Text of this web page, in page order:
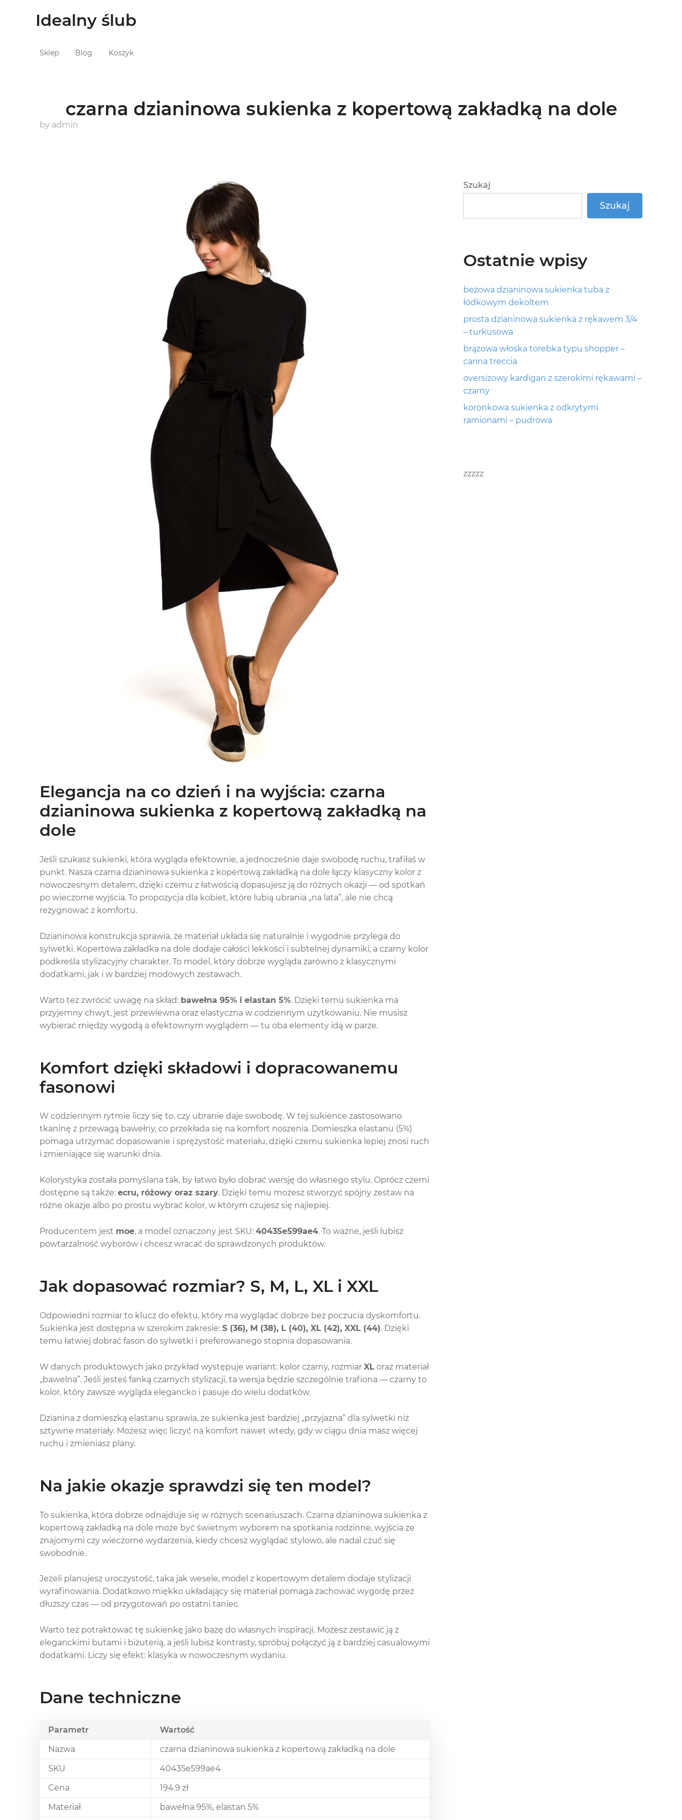
Idealny ślub
Sklep Blog Koszyk
czarna dzianinowa sukienka z kopertową zakładką na dole
by admin
Elegancja na co dzień i na wyjścia: czarna
dzianinowa sukienka z kopertową zakładką na
dole
Jeśli szukasz sukienki, która wygląda efektownie, a jednocześnie daje swobodę ruchu, trafiłaś w
punkt. Nasza czarna dzianinowa sukienka z kopertową zakładką na dole łączy klasyczny kolor z
nowoczesnym detalem, dzięki czemu z łatwością dopasujesz ją do różnych okazji — od spotkań
po wieczorne wyjścia. To propozycja dla kobiet, które lubią ubrania „na lata”, ale nie chcą
rezygnować z komfortu.
Dzianinowa konstrukcja sprawia, że materiał układa się naturalnie i wygodnie przylega do
sylwetki. Kopertowa zakładka na dole dodaje całości lekkości i subtelnej dynamiki, a czarny kolor
podkreśla stylizacyjny charakter. To model, który dobrze wygląda zarówno z klasycznymi
dodatkami, jak i w bardziej modowych zestawach.
Warto też zwrócić uwagę na skład: bawełna 95% i elastan 5%. Dzięki temu sukienka ma
przyjemny chwyt, jest przewiewna oraz elastyczna w codziennym użytkowaniu. Nie musisz
wybierać między wygodą a efektownym wyglądem — tu oba elementy idą w parze.
Komfort dzięki składowi i dopracowanemu
fasonowi
W codziennym rytmie liczy się to, czy ubranie daje swobodę. W tej sukience zastosowano
tkaninę z przewagą bawełny, co przekłada się na komfort noszenia. Domieszka elastanu (5%)
pomaga utrzymać dopasowanie i sprężystość materiału, dzięki czemu sukienka lepiej znosi ruch
i zmieniające się warunki dnia.
Kolorystyka została pomyślana tak, by łatwo było dobrać wersję do własnego stylu. Oprócz czerni
dostępne są także: ecru, różowy oraz szary. Dzięki temu możesz stworzyć spójny zestaw na
różne okazje albo po prostu wybrać kolor, w którym czujesz się najlepiej.
Producentem jest moe, a model oznaczony jest SKU: 40435e599ae4. To ważne, jeśli lubisz
powtarzalność wyborów i chcesz wracać do sprawdzonych produktów.
Jak dopasować rozmiar? S, M, L, XL i XXL
Odpowiedni rozmiar to klucz do efektu, który ma wyglądać dobrze bez poczucia dyskomfortu.
Sukienka jest dostępna w szerokim zakresie: S (36), M (38), L (40), XL (42), XXL (44). Dzięki
temu łatwiej dobrać fason do sylwetki i preferowanego stopnia dopasowania.
W danych produktowych jako przykład występuje wariant: kolor czarny, rozmiar XL oraz materiał
„bawelna”. Jeśli jesteś fanką czarnych stylizacji, ta wersja będzie szczególnie trafiona — czarny to
kolor, który zawsze wygląda elegancko i pasuje do wielu dodatków.
Dzianina z domieszką elastanu sprawia, że sukienka jest bardziej „przyjazna” dla sylwetki niż
sztywne materiały. Możesz więc liczyć na komfort nawet wtedy, gdy w ciągu dnia masz więcej
ruchu i zmieniasz plany.
Na jakie okazje sprawdzi się ten model?
To sukienka, która dobrze odnajduje się w różnych scenariuszach. Czarna dzianinowa sukienka z
kopertową zakładką na dole może być świetnym wyborem na spotkania rodzinne, wyjścia ze
znajomymi czy wieczorne wydarzenia, kiedy chcesz wyglądać stylowo, ale nadal czuć się
swobodnie.
Jeżeli planujesz uroczystość, taka jak wesele, model z kopertowym detalem dodaje stylizacji
wyrafinowania. Dodatkowo miękko układający się materiał pomaga zachować wygodę przez
dłuższy czas — od przygotowań po ostatni taniec.
Warto też potraktować tę sukienkę jako bazę do własnych inspiracji. Możesz zestawić ją z
eleganckimi butami i biżuterią, a jeśli lubisz kontrasty, spróbuj połączyć ją z bardziej casualowymi
dodatkami. Liczy się efekt: klasyka w nowoczesnym wydaniu.
Dane techniczne
Parametr
Wartość
Nazwa
czarna dzianinowa sukienka z kopertową zakładką na dole
SKU
40435e599ae4
Cena
194.9 zł
Materiał
bawełna 95%, elastan 5%
Szukaj
Szukaj
Ostatnie wpisy
beżowa dzianinowa sukienka tuba z
łódkowym dekoltem
prosta dzianinowa sukienka z rękawem 3/4
– turkusowa
brązowa włoska torebka typu shopper –
carina treccia
oversizowy kardigan z szerokimi rękawami –
czarny
koronkowa sukienka z odkrytymi
ramionami – pudrowa
zzzzz